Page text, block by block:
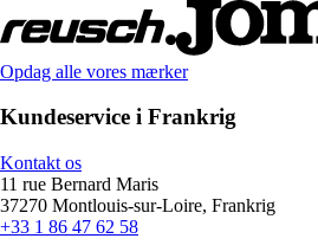
Opdag alle vores mærker
Kundeservice i Frankrig
Kontakt os
11 rue Bernard Maris
37270 Montlouis-sur-Loire, Frankrig
+33 1 86 47 62 58